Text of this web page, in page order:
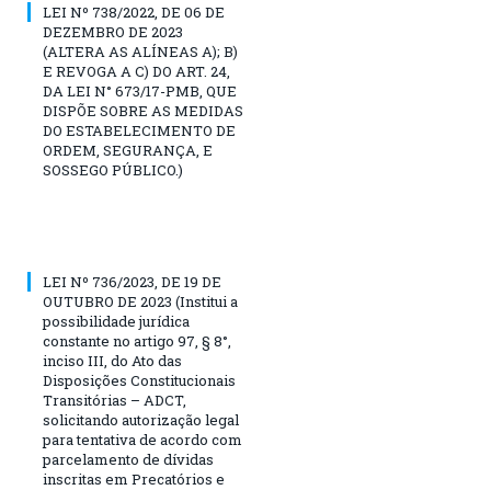
LEI Nº 738/2022, DE 06 DE
DEZEMBRO DE 2023
(ALTERA AS ALÍNEAS A); B)
E REVOGA A C) DO ART. 24,
DA LEI N° 673/17-PMB, QUE
DISPÕE SOBRE AS MEDIDAS
DO ESTABELECIMENTO DE
ORDEM, SEGURANÇA, E
SOSSEGO PÚBLICO.)
LEI Nº 736/2023, DE 19 DE
OUTUBRO DE 2023 (Institui a
possibilidade jurídica
constante no artigo 97, § 8°,
inciso III, do Ato das
Disposições Constitucionais
Transitórias – ADCT,
solicitando autorização legal
para tentativa de acordo com
parcelamento de dívidas
inscritas em Precatórios e